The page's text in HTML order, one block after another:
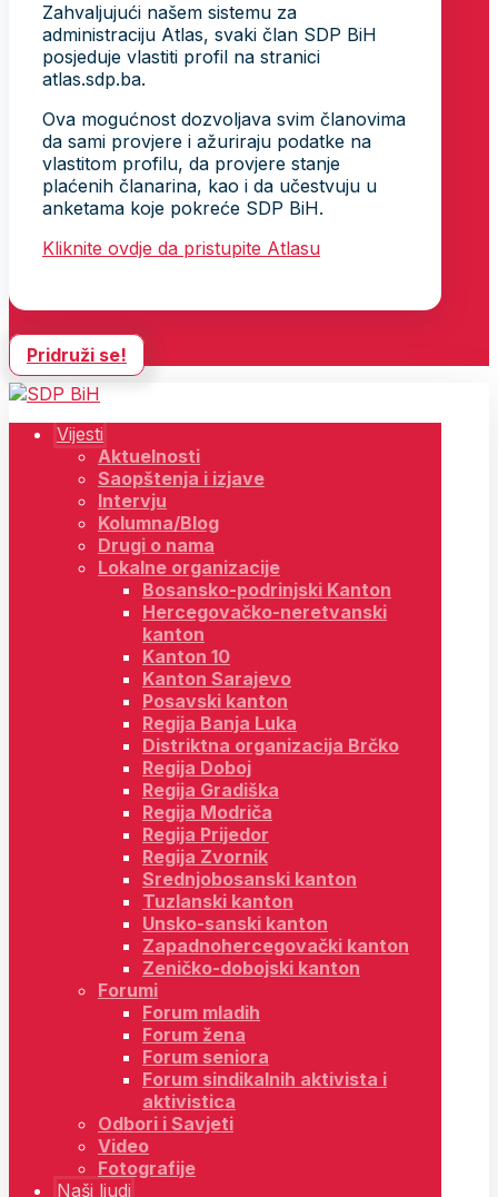
Zahvaljujući našem sistemu za
administraciju Atlas, svaki član SDP BiH
posjeduje vlastiti profil na stranici
atlas.sdp.ba.
Ova mogućnost dozvoljava svim članovima
da sami provjere i ažuriraju podatke na
vlastitom profilu, da provjere stanje
plaćenih članarina, kao i da učestvuju u
anketama koje pokreće SDP BiH.
Kliknite ovdje da pristupite Atlasu
Pridruži se!
Vijesti
Aktuelnosti
Saopštenja i izjave
Intervju
Kolumna/Blog
Drugi o nama
Lokalne organizacije
Bosansko-podrinjski Kanton
Hercegovačko-neretvanski
kanton
Kanton 10
Kanton Sarajevo
Posavski kanton
Regija Banja Luka
Distriktna organizacija Brčko
Regija Doboj
Regija Gradiška
Regija Modriča
Regija Prijedor
Regija Zvornik
Srednjobosanski kanton
Tuzlanski kanton
Unsko-sanski kanton
Zapadnohercegovački kanton
Zeničko-dobojski kanton
Forumi
Forum mladih
Forum žena
Forum seniora
Forum sindikalnih aktivista i
aktivistica
Odbori i Savjeti
Video
Fotografije
Naši ljudi